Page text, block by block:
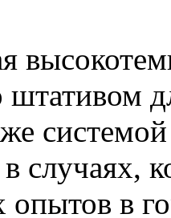
случаях,
опытов в